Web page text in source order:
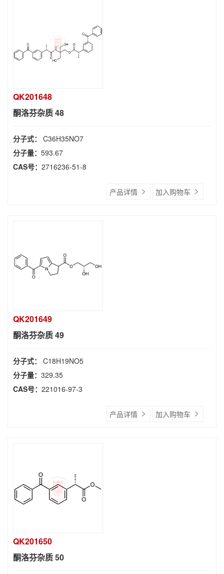
QK201648
酮洛芬杂质 48
分子式： C36H35NO7
分子量： 593.67
CAS号： 2716236-51-8
产品详情 加入购物车
QK201649
酮洛芬杂质 49
分子式： C18H19NO5
分子量： 329.35
CAS号： 221016-97-3
产品详情 加入购物车
QK201650
酮洛芬杂质 50